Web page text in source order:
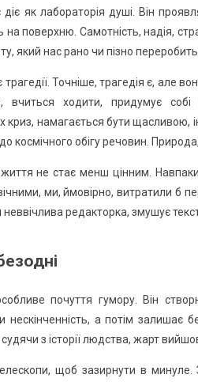
діє як лабораторія душі. Він
на поверхню. Самотність, надія,
який нас рано чи пізно
Точніше, трагедія є,
вчиться ходити, придумує
криз, намагається бути щасливою,
космічного обігу речовин.
не стає менш цінним.
ми, ймовірно, витратили б
неввічлива редакторка, змушує
почуття гумору. Він
нескінченність, а потім залишає
з історії людства, жарт
щоб зазирнути в минуле.